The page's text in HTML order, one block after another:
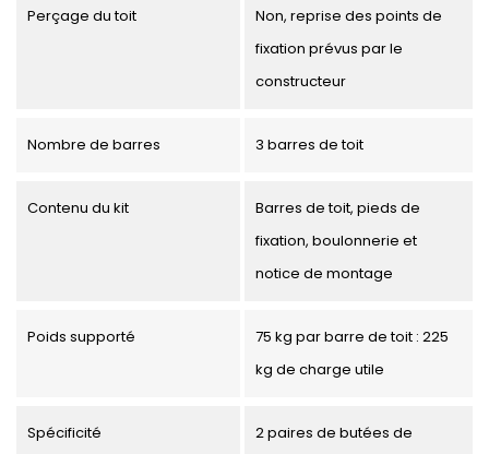
Perçage du toit
Non, reprise des points de
fixation prévus par le
constructeur
Nombre de barres 3 barres de toit
Contenu du kit
Barres de toit, pieds de
fixation, boulonnerie et
notice de montage
Poids supporté
75 kg par barre de toit : 225
kg de charge utile
Spécificité
2 paires de butées de